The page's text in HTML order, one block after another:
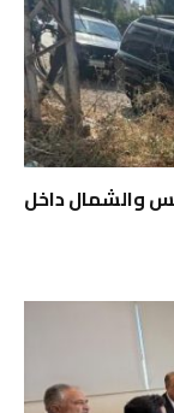
والشمال داخل